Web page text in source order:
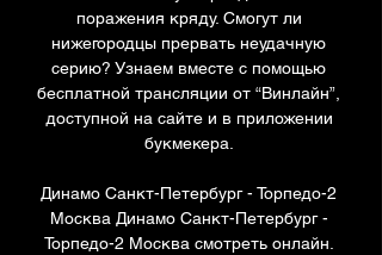
поражения кряду. Смогут ли
нижегородцы прервать неудачную
серию? Узнаем вместе с помощью
бесплатной трансляции от “Винлайн”,
доступной на сайте и в приложении
букмекера.
Динамо Санкт-Петербург - Торпедо-2
Москва Динамо Санкт-Петербург -
Торпедо-2 Москва смотреть онлайн.